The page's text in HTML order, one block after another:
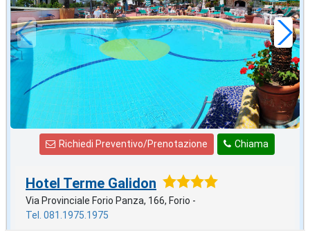
€58,05
a notte
Chiama
Richiedi Preventivo/Prenotazione
Hotel Terme Galidon
Via Provinciale Forio Panza, 166, Forio -
Tel. 081.1975.1975